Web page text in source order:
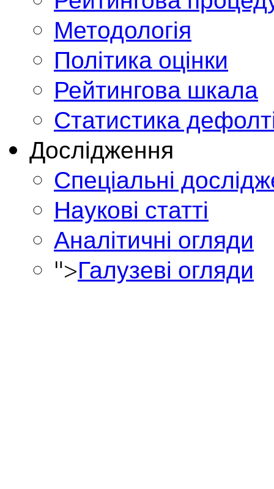
Методологія
Політика оцінки
Рейтингова шкала
Статистика
Дослідження
Спеціальні
Наукові статті
Аналітичні огляди
">Галузеві огляди